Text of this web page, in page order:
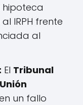
hipoteca
IRPH frente
al
El Tribunal
un fallo